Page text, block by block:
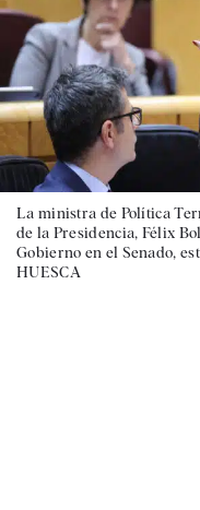
La ministra de Política
de la Presidencia, Félix
Gobierno en el Senado,
HUESCA